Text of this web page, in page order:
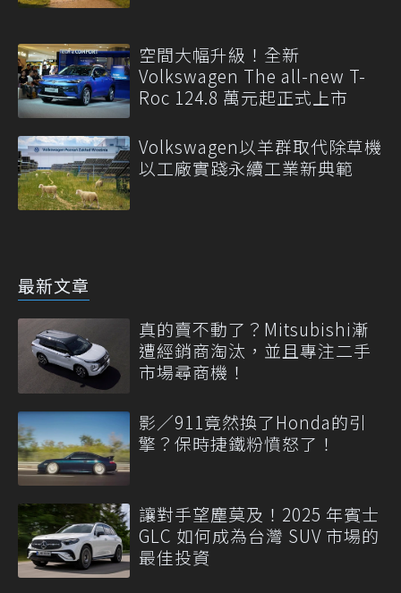
空間大幅升級！全新
Volkswagen The all-new T-
Roc 124.8 萬元起正式上市
Volkswagen以羊群取代除草機
以工廠實踐永續工業新典範
最新文章
真的賣不動了？Mitsubishi漸
遭經銷商淘汰，並且專注二手
市場尋商機！
影／911竟然換了Honda的引
擎？保時捷鐵粉憤怒了！
讓對手望塵莫及！2025 年賓士
GLC 如何成為台灣 SUV 市場的
最佳投資